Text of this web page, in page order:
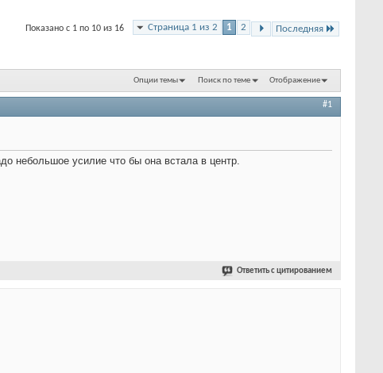
Страница 1 из 2 1 2 Последняя
Показано с 1 по 10 из 16
Опции темы Поиск по теме Отображение
#1
небольшое усилие что бы она встала в центр.
Ответить с цитированием